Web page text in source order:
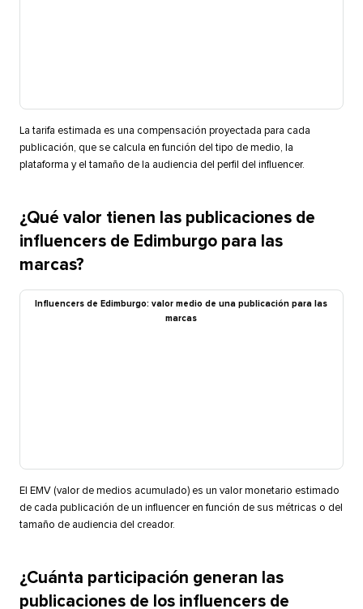
La tarifa estimada es una compensación proyectada para cada
publicación, que se calcula en función del tipo de medio, la
plataforma y el tamaño de la audiencia del perfil del influencer.​​
¿Qué valor tienen las publicaciones de
influencers de Edimburgo para las
marcas?​​
Influencers de Edimburgo: valor medio de una publicación para las
marcas​​
El EMV (valor de medios acumulado) es un valor monetario estimado
de cada publicación de un influencer en función de sus métricas o del
tamaño de audiencia del creador.​​
¿Cuánta participación generan las
publicaciones de los influencers de